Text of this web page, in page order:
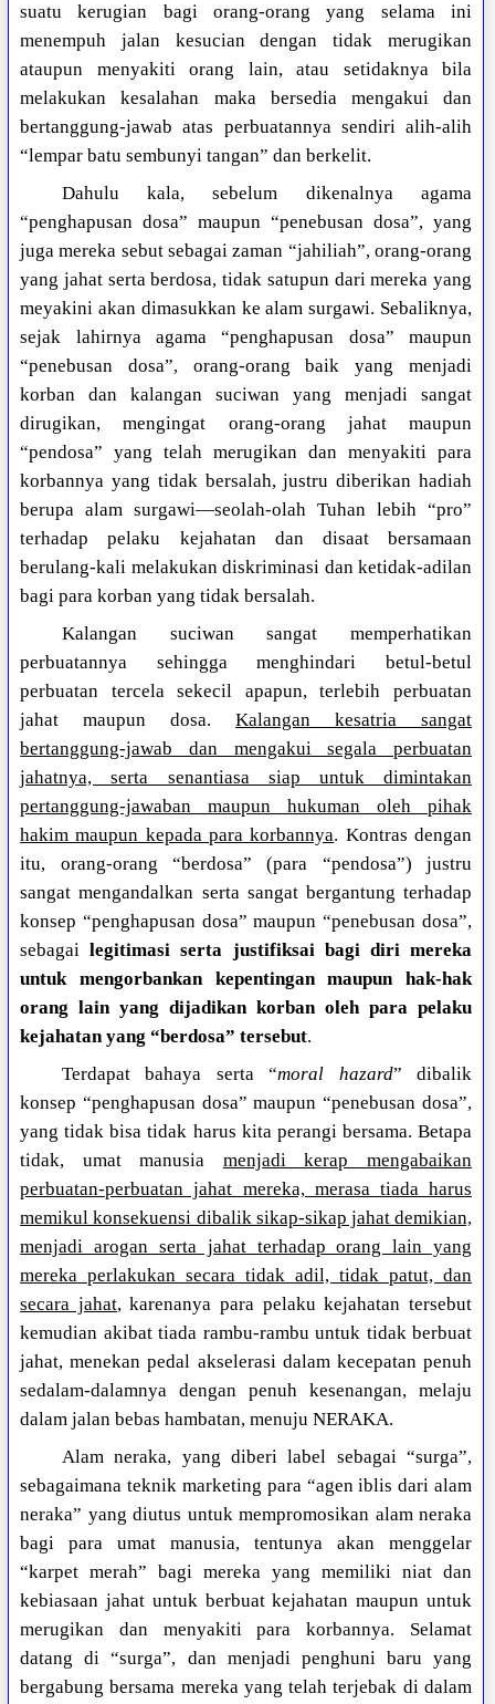
suatu kerugian bagi orang-orang yang selama ini
menempuh jalan kesucian dengan tidak merugikan
ataupun menyakiti orang lain, atau setidaknya bila
melakukan kesalahan maka bersedia mengakui dan
bertanggung-jawab atas perbuatannya sendiri alih-alih
“lempar batu sembunyi tangan” dan berkelit.
Dahulu kala, sebelum dikenalnya agama
“penghapusan dosa” maupun “penebusan dosa”, yang
juga mereka sebut sebagai zaman “jahiliah”, orang-orang
yang jahat serta berdosa, tidak satupun dari mereka yang
meyakini akan dimasukkan ke alam surgawi. Sebaliknya,
sejak lahirnya agama “penghapusan dosa” maupun
“penebusan dosa”, orang-orang baik yang menjadi
korban dan kalangan suciwan yang menjadi sangat
dirugikan, mengingat orang-orang jahat maupun
“pendosa” yang telah merugikan dan menyakiti para
korbannya yang tidak bersalah, justru diberikan hadiah
berupa alam surgawi—seolah-olah Tuhan lebih “pro”
terhadap pelaku kejahatan dan disaat bersamaan
berulang-kali melakukan diskriminasi dan ketidak-adilan
bagi para korban yang tidak bersalah.
Kalangan suciwan sangat memperhatikan
perbuatannya sehingga menghindari betul-betul
perbuatan tercela sekecil apapun, terlebih perbuatan
jahat maupun dosa.Kalangan kesatria sangat
bertanggung-jawab dan mengakui segala perbuatan
jahatnya, serta senantiasa siap untuk dimintakan
pertanggung-jawaban maupun hukuman oleh pihak
hakim maupun kepada para korbannya. Kontras dengan
itu, orang-orang “berdosa” (para “pendosa”) justru
sangat mengandalkan serta sangat bergantung terhadap
konsep “penghapusan dosa” maupun “penebusan dosa”,
sebagailegitimasi serta justifiksai bagi diri mereka
untuk mengorbankan kepentingan maupun hak-hak
orang lain yang dijadikan korban oleh para pelaku
kejahatan yang “berdosa” tersebut.
Terdapat bahaya serta “moral hazard” dibalik
konsep “penghapusan dosa” maupun “penebusan dosa”,
yang tidak bisa tidak harus kita perangi bersama. Betapa
tidak, umat manusia menjadi kerap mengabaikan
perbuatan-perbuatan jahat mereka, merasa tiada harus
memikul konsekuensi dibalik sikap-sikap jahat demikian,
menjadi arogan serta jahat terhadap orang lain yang
mereka perlakukan secara tidak adil, tidak patut, dan
secara jahat, karenanya para pelaku kejahatan tersebut
kemudian akibat tiada rambu-rambu untuk tidak berbuat
jahat, menekan pedal akselerasi dalam kecepatan penuh
sedalam-dalamnya dengan penuh kesenangan, melaju
dalam jalan bebas hambatan, menuju NERAKA.
Alam neraka, yang diberi label sebagai “surga”,
sebagaimana teknik marketing para “agen iblis dari alam
neraka” yang diutus untuk mempromosikan alam neraka
bagi para umat manusia, tentunya akan menggelar
“karpet merah” bagi mereka yang memiliki niat dan
kebiasaan jahat untuk berbuat kejahatan maupun untuk
merugikan dan menyakiti para korbannya. Selamat
datang di “surga”, dan menjadi penghuni baru yang
bergabung bersama mereka yang telah terjebak di dalam